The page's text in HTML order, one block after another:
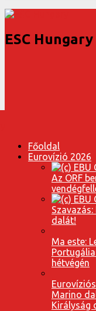
ESC Hungary
Főoldal
Eurovízió 2026
Az ORF
dalát!
Ma este:
hétvégén
Marino
Királyság